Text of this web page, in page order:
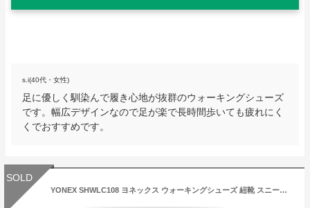
s.i(40代・女性)
足に優しく馴染んで履き心地が抜群のウォーキングシューズ
です。幅広デザインなので足が楽で長時間歩いても疲れにく
くでおすすめです。
SOLD
YONEX SHWLC108 ヨネックス ウォーキングシューズ 紐靴 スニーカー ホワイト/ゴールド パワークッション 軽量 抗菌 防臭 ミセス シニア 旅行 普段履き